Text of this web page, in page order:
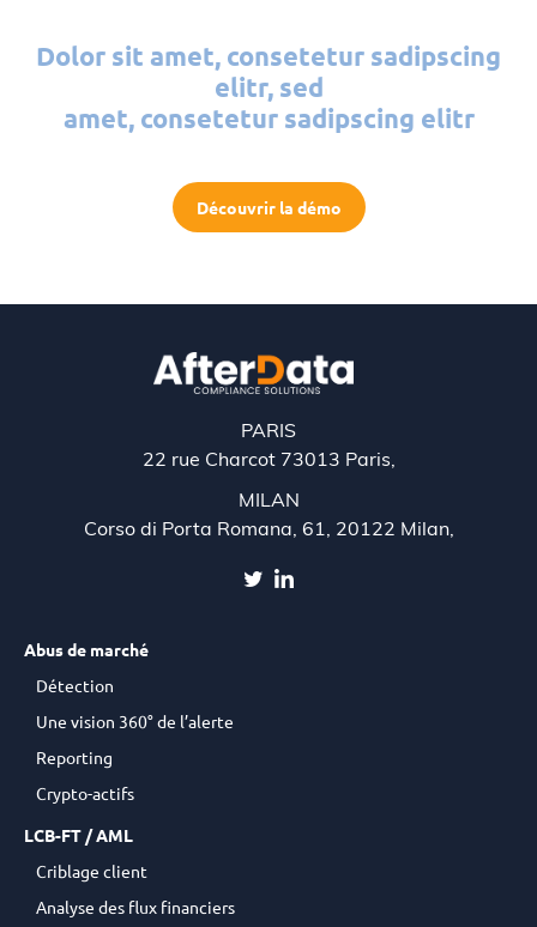
Dolor sit amet, consetetur sadipscing
elitr, sed
amet, consetetur sadipscing elitr
Découvrir la démo
PARIS
22 rue Charcot 73013 Paris,
MILAN
Corso di Porta Romana, 61, 20122 Milan,
Abus de marché
Détection
Une vision 360° de l’alerte
Reporting
Crypto-actifs
LCB-FT / AML
Criblage client
Analyse des flux financiers